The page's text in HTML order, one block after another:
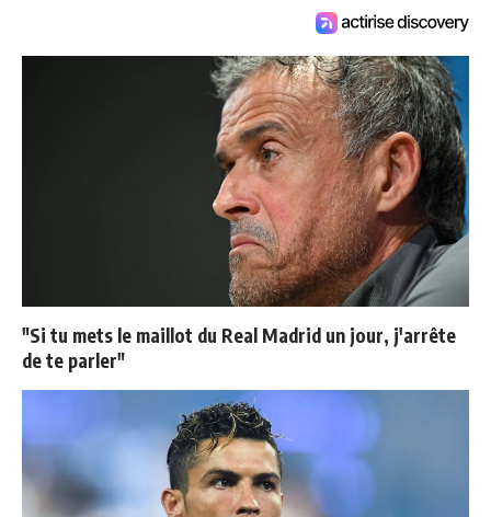
"Si tu mets le maillot du Real Madrid un jour, j'arrête
de te parler"